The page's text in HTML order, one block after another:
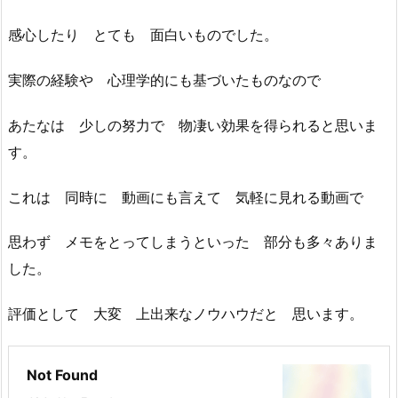
感心したり とても 面白いものでした。
実際の経験や 心理学的にも基づいたものなので
あたなは 少しの努力で 物凄い効果を得られると思いま
す。
これは 同時に 動画にも言えて 気軽に見れる動画で
思わず メモをとってしまうといった 部分も多々ありま
した。
評価として 大変 上出来なノウハウだと 思います。
Not Found